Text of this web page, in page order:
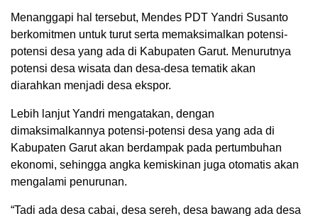
Menanggapi hal tersebut, Mendes PDT Yandri Susanto
berkomitmen untuk turut serta memaksimalkan potensi-
potensi desa yang ada di Kabupaten Garut. Menurutnya
potensi desa wisata dan desa-desa tematik akan
diarahkan menjadi desa ekspor.
Lebih lanjut Yandri mengatakan, dengan
dimaksimalkannya potensi-potensi desa yang ada di
Kabupaten Garut akan berdampak pada pertumbuhan
ekonomi, sehingga angka kemiskinan juga otomatis akan
mengalami penurunan.
“Tadi ada desa cabai, desa sereh, desa bawang ada desa